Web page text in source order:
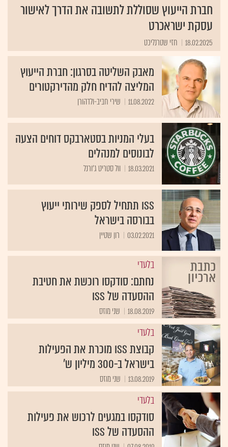
חברת הייעוץ שסוללת לתשובה את הדרך לאישור
עסקת ישראכרט
18.02.2025 חזי שטרנליכט
מאבק השליטה בסרגון: חברת הייעוץ
המליצה להדיח חלק מהדירקטורים
11.08.2022 שירי חביב-ולדהורן
בעלי המניות בסטארבקס דוחים הצעה
לבונוסים למנהלים
18.03.2021 וול סטריט ג'ורנל
ISS תתחיל לספק שירותי ייעוץ
בבורסה בישראל
03.02.2021 רון שטיין
בלעדי
נחתם: סודקסו רוכשת את חטיבת
ההסעדה של ISS
18.08.2019 שני מוזס
בלעדי
קבוצת ISS מוכרת את הפעילות
בישראל ב-300 מיליון ש'
13.08.2019 שני מוזס
בלעדי
סודקסו במגעים לרכוש את פעילות
ההסעדה של ISS